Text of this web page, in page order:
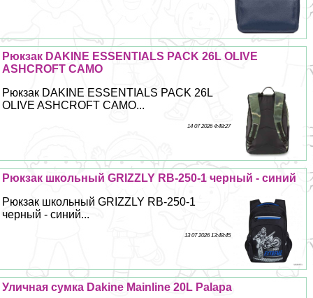
Рюкзак DAKINE ESSENTIALS PACK 26L OLIVE
ASHCROFT CAMO
Рюкзак DAKINE ESSENTIALS PACK 26L
OLIVE ASHCROFT CAMO...
14 07 2026 4:48:27
Рюкзак школьный GRIZZLY RB-250-1 черный - синий
Рюкзак школьный GRIZZLY RB-250-1
черный - синий...
13 07 2026 13:48:45
Уличная сумка Dakine Mainline 20L Palapa